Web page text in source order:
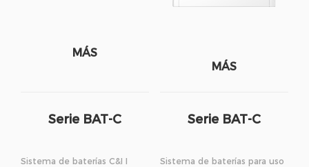
MÁS
MÁS
Serie BAT-C
Sistema de baterías C&I I
Serie BAT-C
Sistema de baterías para uso